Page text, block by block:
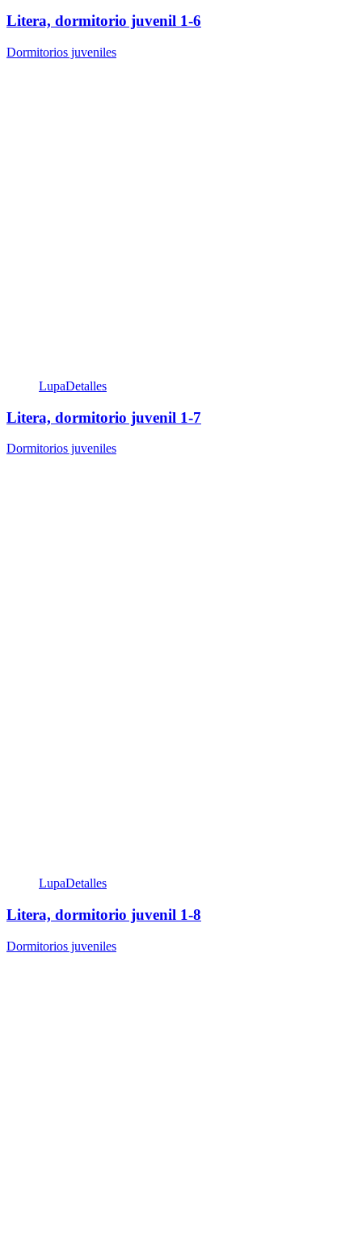
Litera, dormitorio juvenil 1-6
Dormitorios juveniles
LupaDetalles
Litera, dormitorio juvenil 1-7
Dormitorios juveniles
LupaDetalles
Litera, dormitorio juvenil 1-8
Dormitorios juveniles